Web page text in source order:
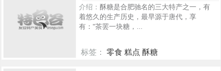
介绍： 酥糖是合肥驰名的三大特产之一，有
着悠久的生产历史，最早源于唐代，享
有："茶罢一块糖，...
标签： 零食 糕点 酥糖